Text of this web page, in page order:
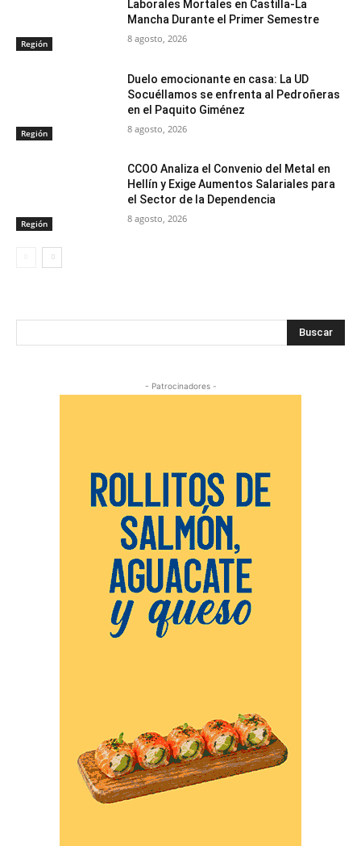
Región
Laborales Mortales en Castilla-La
Mancha Durante el Primer Semestre
8 agosto, 2026
Región
Duelo emocionante en casa: La UD
Socuéllamos se enfrenta al Pedroñeras
en el Paquito Giménez
8 agosto, 2026
Región
CCOO Analiza el Convenio del Metal en
Hellín y Exige Aumentos Salariales para
el Sector de la Dependencia
8 agosto, 2026
Buscar
- Patrocinadores -